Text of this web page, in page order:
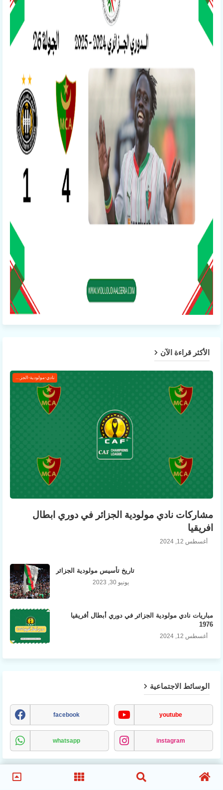
الأكثر قراءة الآن
نادي-مولودية-الجزائر
مشاركات نادي مولودية الجزائر في دوري ابطال
افريقيا
أغسطس 12, 2024
تاريخ تأسيس مولودية الجزائر
يونيو 30, 2023
مباريات نادي مولودية الجزائر في دوري أبطال أفريقيا
1976
أغسطس 12, 2024
الوسائط الاجتماعية
facebook youtube
whatsapp instagram